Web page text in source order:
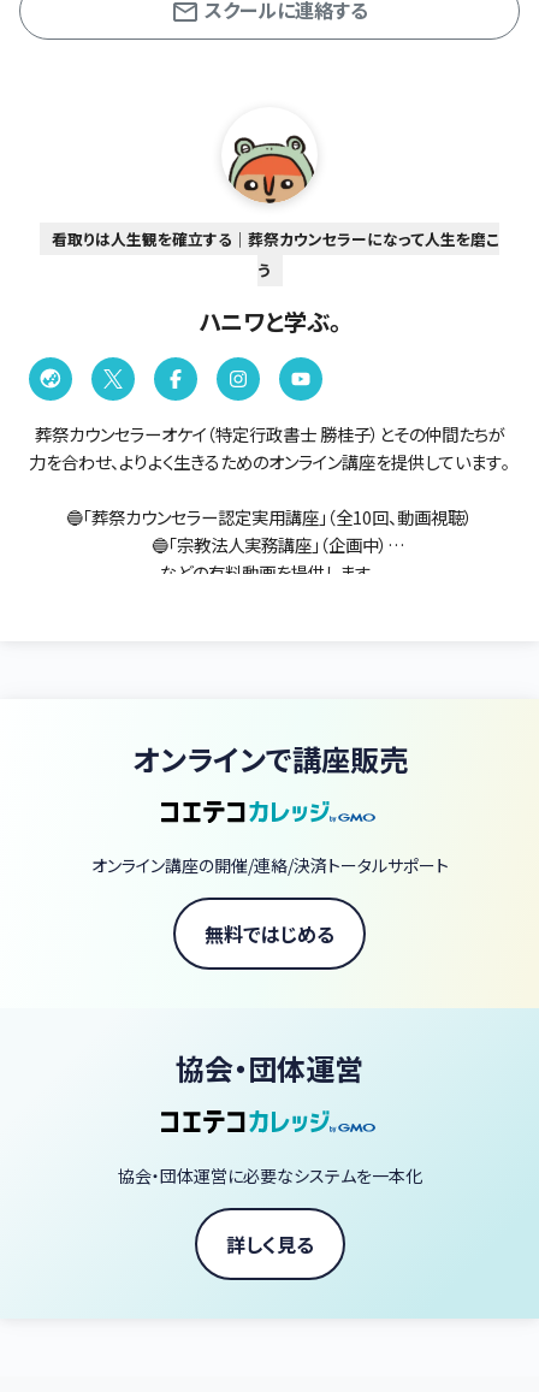
スクールに連絡する
看取りは人生観を確立する｜葬祭カウンセラーになって人生を磨こ
う
ハニワと学ぶ。
葬祭カウンセラーオケイ（特定行政書士 勝桂子）とその仲間たちが
力を合わせ、よりよく生きるためのオンライン講座を提供しています。
🔵「葬祭カウンセラー認定実用講座」（全10回、動画視聴）
🔵「宗教法人実務講座」（企画中）
などの有料動画を提供します。
🔵二村祐輔（ふたむら・ゆうすけ）：葬祭カウンセラーの生みの親。日
オンラインで講座販売
オンライン講座の開催/連絡/決済トータルサポート
無料ではじめる
協会・団体運営
協会・団体運営に必要なシステムを一本化
詳しく見る